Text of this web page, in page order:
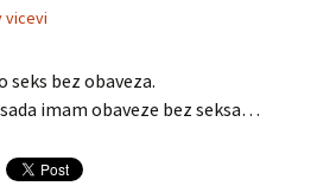
vicevi
seks bez obaveza.
imam obaveze bez seksa…